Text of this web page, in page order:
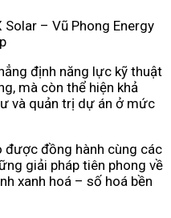
– Vũ Phong Energy
định năng lực kỹ thuật
mà còn thể hiện khả
và quản trị dự án ở mức
được đồng hành cùng các
giải pháp tiên phong về
xanh hoá – số hoá bền